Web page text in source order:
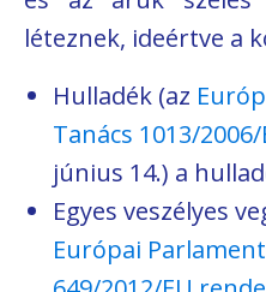
léteznek, ideértve a
Hulladék (az
Tanács 1013/
június 14.) a
Egyes veszélyes
Európai